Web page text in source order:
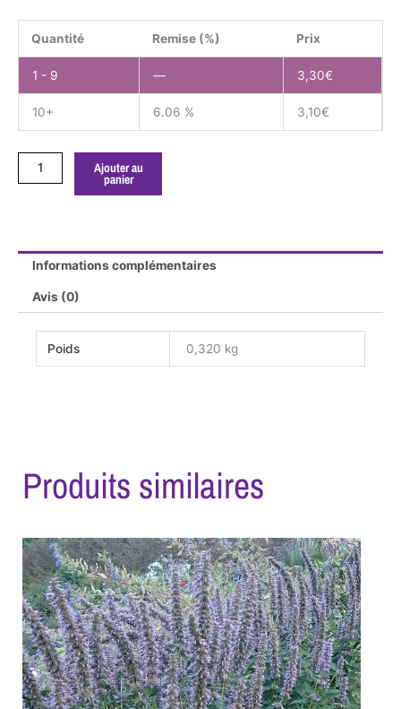
Quantité Remise (%) Prix
1 - 9 — 3,30€
10+ 6.06 % 3,10€
alabaster
GODET
Ajouter au
panier
Informations complémentaires
Avis (0)
Poids 0,320 kg
Produits similaires